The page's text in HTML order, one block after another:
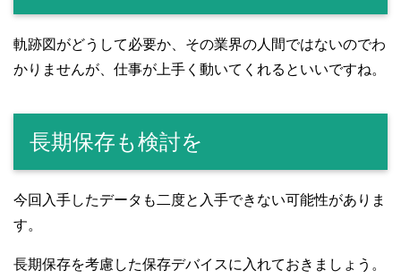
軌跡図がどうして必要か、その業界の人間ではないのでわ
かりませんが、仕事が上手く動いてくれるといいですね。
長期保存も検討を
今回入手したデータも二度と入手できない可能性がありま
す。
長期保存を考慮した保存デバイスに入れておきましょう。